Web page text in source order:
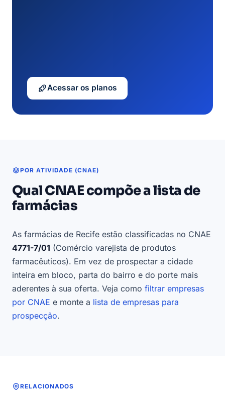
Acessar os planos
POR ATIVIDADE (CNAE)
Qual CNAE compõe a lista de
farmácias
As farmácias de Recife estão classificadas no CNAE
4771-7/01 (Comércio varejista de produtos
farmacêuticos). Em vez de prospectar a cidade
inteira em bloco, parta do bairro e do porte mais
aderentes à sua oferta. Veja como filtrar empresas
por CNAE e monte a lista de empresas para
prospecção.
RELACIONADOS